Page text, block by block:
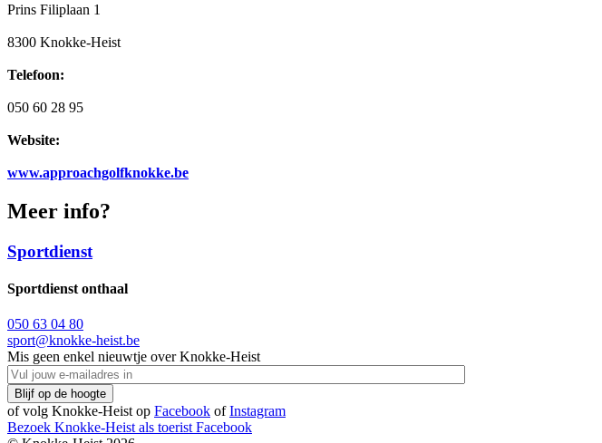
Prins Filiplaan 1
8300 Knokke-Heist
Telefoon:
050 60 28 95
Website:
www.approachgolfknokke.be
Meer info?
Sportdienst
Sportdienst onthaal
050 63 04 80
sport@knokke-heist.be
Mis geen enkel nieuwtje over Knokke-Heist
of volg Knokke-Heist op Facebook ofInstagram
Bezoek Knokke-Heist als toerist Facebook